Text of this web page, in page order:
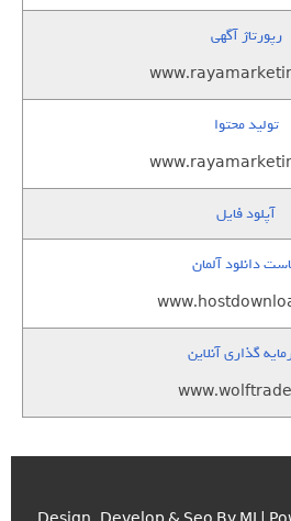
رپورتاژ آگهی
تولید محتوا
آپلود فایل
دانلود آلمان
گذاری آنلاین